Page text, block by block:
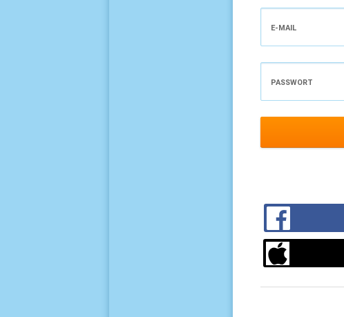
E-MAIL
PASSWORT